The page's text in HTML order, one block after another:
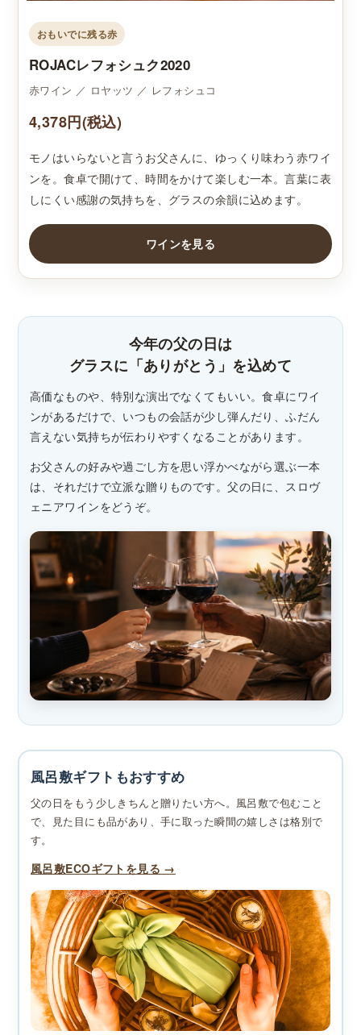
おもいでに残る赤
ROJACレフォシュク2020
赤ワイン ／ ロヤッツ ／ レフォシュコ
4,378円(税込)
モノはいらないと言うお父さんに、ゆっくり味わう赤ワイ
ンを。食卓で開けて、時間をかけて楽しむ一本。言葉に表
しにくい感謝の気持ちを、グラスの余韻に込めます。
ワインを見る
今年の父の日は
グラスに「ありがとう」を込めて
高価なものや、特別な演出でなくてもいい。食卓にワイ
ンがあるだけで、いつもの会話が少し弾んだり、ふだん
言えない気持ちが伝わりやすくなることがあります。
お父さんの好みや過ごし方を思い浮かべながら選ぶ一本
は、それだけで立派な贈りものです。父の日に、スロヴ
ェニアワインをどうぞ。
風呂敷ギフトもおすすめ
父の日をもう少しきちんと贈りたい方へ。風呂敷で包むこと
で、見た目にも品があり、手に取った瞬間の嬉しさは格別で
す。
風呂敷ECOギフトを見る →